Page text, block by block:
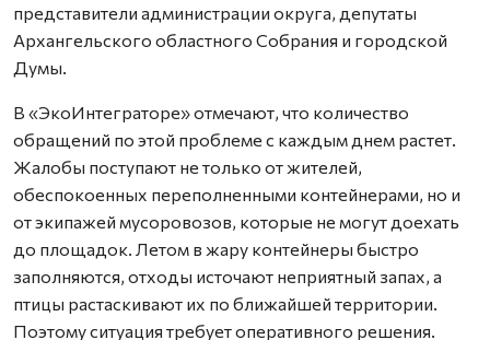
представители администрации округа, депутаты
Архангельского областного Собрания и городской
Думы.
В «ЭкоИнтеграторе» отмечают, что количество
обращений по этой проблеме с каждым днем растет.
Жалобы поступают не только от жителей,
обеспокоенных переполненными контейнерами, но и
от экипажей мусоровозов, которые не могут доехать
до площадок. Летом в жару контейнеры быстро
заполняются, отходы источают неприятный запах, а
птицы растаскивают их по ближайшей территории.
Поэтому ситуация требует оперативного решения.